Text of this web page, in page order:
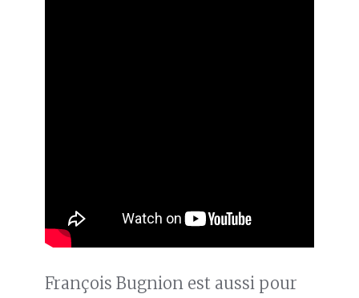
François Bugnion est aussi pour